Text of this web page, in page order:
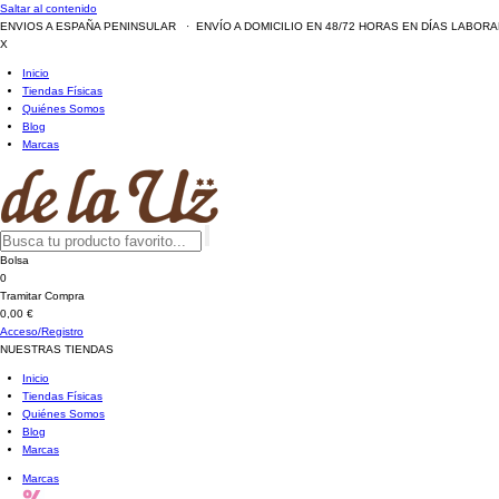
Saltar al contenido
ENVIOS A ESPAÑA PENINSULAR · ENVÍO A DOMICILIO EN 48/72 HORAS EN DÍAS
X
Inicio
Tiendas Físicas
Quiénes Somos
Blog
Marcas
Bolsa
0
Tramitar Compra
0,00 €
Acceso/Registro
NUESTRAS TIENDAS
Inicio
Tiendas Físicas
Quiénes Somos
Blog
Marcas
Marcas